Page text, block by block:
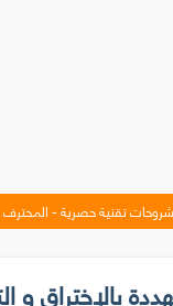
تقنية حصرية - المحترف